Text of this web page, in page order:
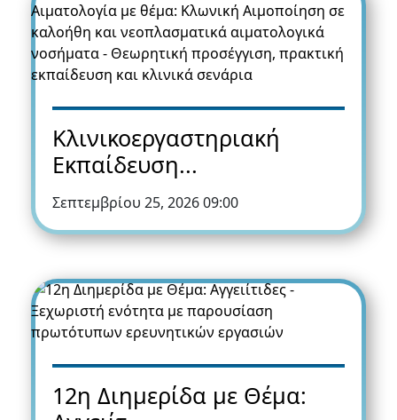
Κλινικοεργαστηριακή
Εκπαίδευση...
Σεπτεμβρίου 25, 2026 09:00
12η Διημερίδα με Θέμα: